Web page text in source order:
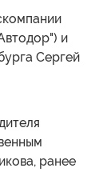
и
Сергей
ранее